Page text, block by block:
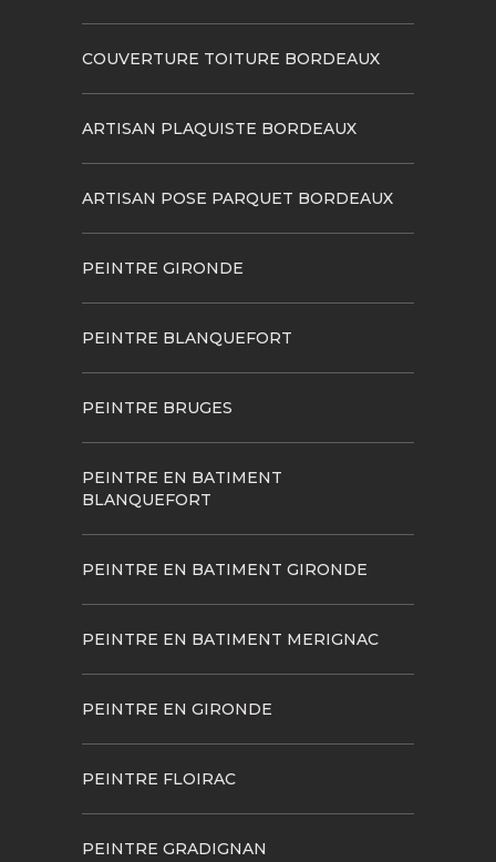
COUVERTURE TOITURE BORDEAUX
ARTISAN PLAQUISTE BORDEAUX
ARTISAN POSE PARQUET BORDEAUX
PEINTRE GIRONDE
PEINTRE BLANQUEFORT
PEINTRE BRUGES
PEINTRE EN BATIMENT
BLANQUEFORT
PEINTRE EN BATIMENT GIRONDE
PEINTRE EN BATIMENT MERIGNAC
PEINTRE EN GIRONDE
PEINTRE FLOIRAC
PEINTRE GRADIGNAN